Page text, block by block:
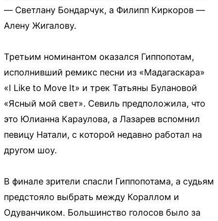
— Светлану Бондарчук, а Филипп Киркоров —
Алену Жигалову.
Третьим номинантом оказался Гиппопотам,
исполнивший ремикс песни из «Мадагаскара»
«I Like to Move It» и трек Татьяны Булановой
«Ясный мой свет». Севиль предположила, что
это Юлианна Караулова, а Лазарев вспомнил
певицу Натали, с которой недавно работал на
другом шоу.
В финале зрители спасли Гиппопотама, а судьям
предстояло выбрать между Кораллом и
Одуванчиком. Большинство голосов было за